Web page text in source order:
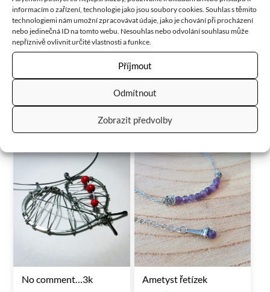
informacím o zařízení, technologie jako jsou soubory cookies. Souhlas s těmito
technologiemi nám umožní zpracovávat údaje, jako je chování při procházení
nebo jedinečná ID na tomto webu. Nesouhlas nebo odvolání souhlasu může
nepříznivě ovlivnit určité vlastnosti a funkce.
Příjmout
Odmítnout
Zobrazit předvolby
Olivínposiluje naši vnitřní sílu a sebedůvěru. Propojuje nás
s přírodou a vnáší do života klid. Také je výborný ochránce
před negativními silami a dobře očišťuje naši psychiku i
PRODUCTS
No comment…3k Ametyst řetízek